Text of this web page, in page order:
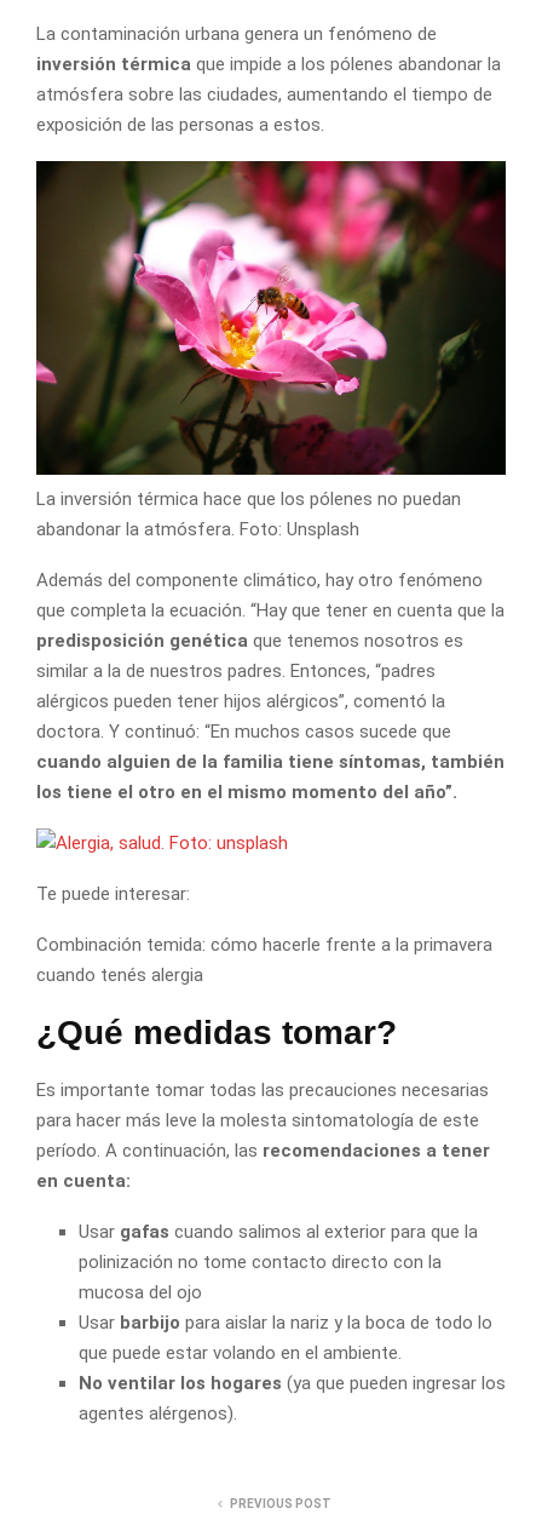
La contaminación urbana genera un fenómeno de
inversión térmica que impide a los pólenes abandonar la
atmósfera sobre las ciudades, aumentando el tiempo de
exposición de las personas a estos.
La inversión térmica hace que los pólenes no puedan
abandonar la atmósfera. Foto: Unsplash
Además del componente climático, hay otro fenómeno
que completa la ecuación. “Hay que tener en cuenta que la
predisposición genética que tenemos nosotros es
similar a la de nuestros padres. Entonces, “padres
alérgicos pueden tener hijos alérgicos”, comentó la
doctora. Y continuó: “En muchos casos sucede que
cuando alguien de la familia tiene síntomas, también
los tiene el otro en el mismo momento del año”.
Te puede interesar:
Combinación temida: cómo hacerle frente a la primavera
cuando tenés alergia
¿Qué medidas tomar?
Es importante tomar todas las precauciones necesarias
para hacer más leve la molesta sintomatología de este
período. A continuación, las recomendaciones a tener
en cuenta:
Usar gafas cuando salimos al exterior para que la
polinización no tome contacto directo con la
mucosa del ojo
Usar barbijo para aislar la nariz y la boca de todo lo
que puede estar volando en el ambiente.
No ventilar los hogares (ya que pueden ingresar los
agentes alérgenos).
PREVIOUS POST